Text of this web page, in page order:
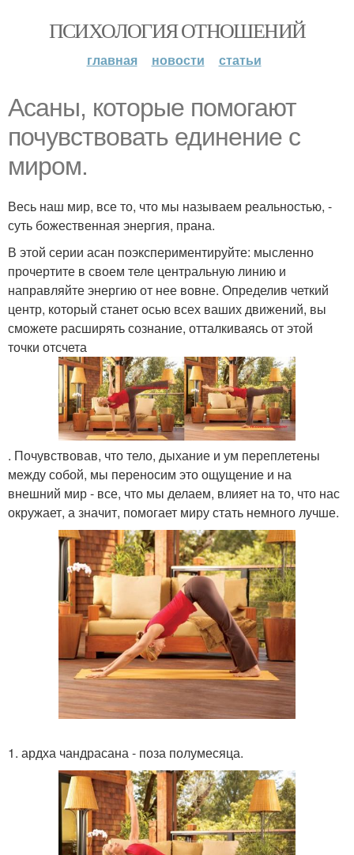
ПСИХОЛОГИЯ ОТНОШЕНИЙ
главная новости статьи
Асаны, которые помогают
почувствовать единение с
миром.
Весь наш мир, все то, что мы называем реальностью, -
суть божественная энергия, прана.
В этой серии асан поэкспериментируйте: мысленно
прочертите в своем теле центральную линию и
направляйте энергию от нее вовне. Определив четкий
центр, который станет осью всех ваших движений, вы
сможете расширять сознание, отталкиваясь от этой
точки отсчета
. Почувствовав, что тело, дыхание и ум переплетены
между собой, мы переносим это ощущение и на
внешний мир - все, что мы делаем, влияет на то, что нас
окружает, а значит, помогает миру стать немного лучше.
1. ардха чандрасана - поза полумесяца.